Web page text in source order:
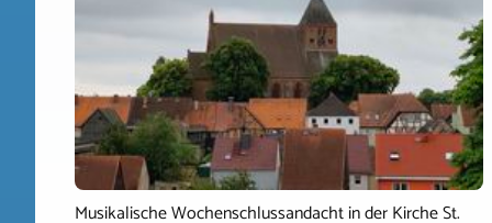
Musikalische Wochenschlussandacht in der Kirche St.